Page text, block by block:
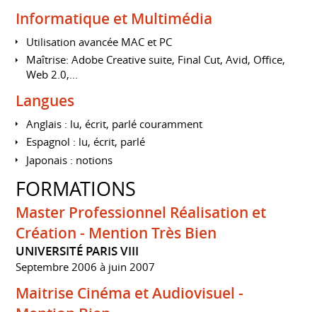
Informatique et Multimédia
Utilisation avancée MAC et PC
Maîtrise: Adobe Creative suite, Final Cut, Avid, Office,
Web 2.0,...
Langues
Anglais : lu, écrit, parlé couramment
Espagnol : lu, écrit, parlé
Japonais : notions
FORMATIONS
Master Professionnel Réalisation et
Création - Mention Très Bien
UNIVERSITÉ PARIS VIII
Septembre 2006 à juin 2007
Maitrise Cinéma et Audiovisuel -